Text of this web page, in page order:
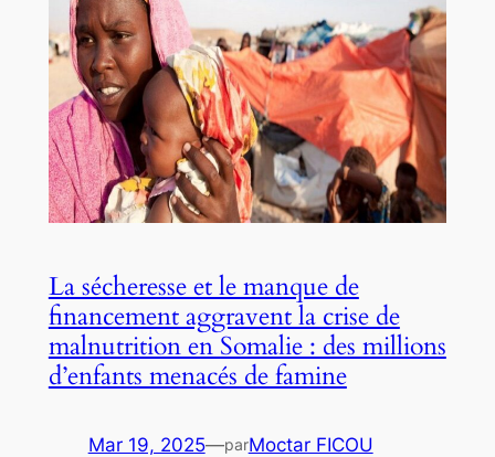
La sécheresse et le manque de
financement aggravent la crise de
malnutrition en Somalie : des millions
d’enfants menacés de famine
Mar 19, 2025—parMoctar FICOU